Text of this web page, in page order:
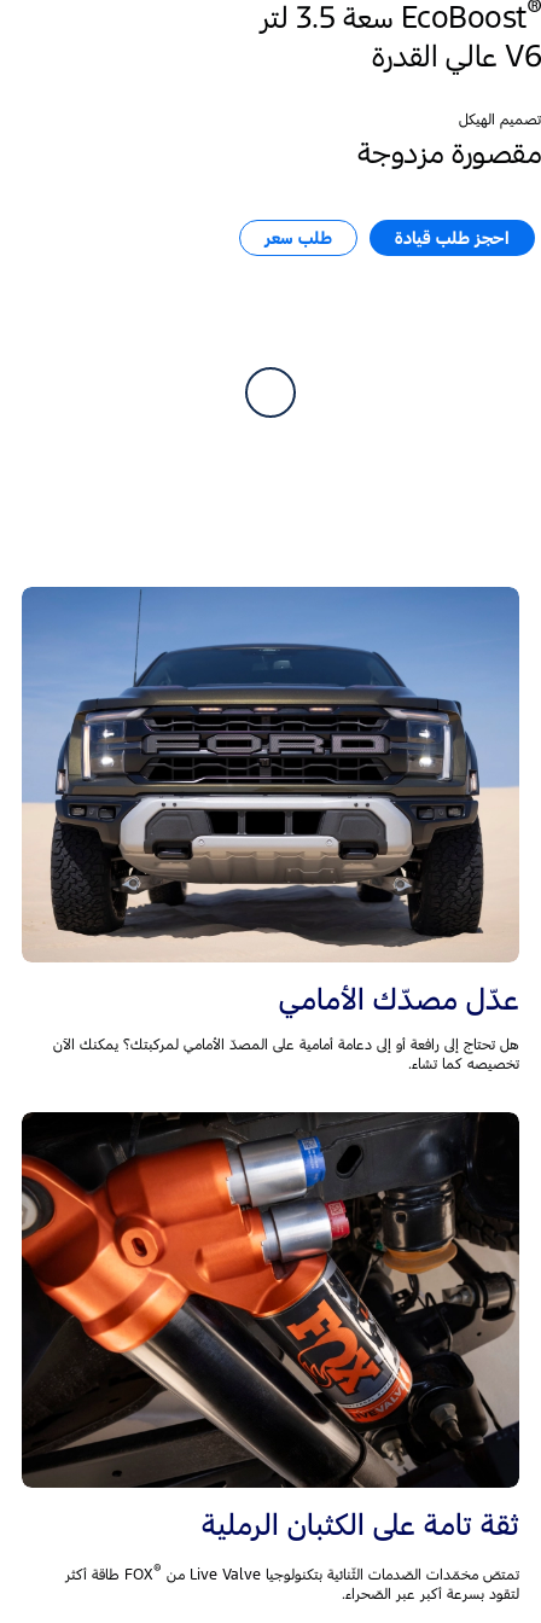
EcoBoost®
V6 عالي القدرة
تصميم الهيكل
مقصورة مزدوجة
احجز طلب قيادة طلب سعر
عدّل مصدّك الأمامي
هل تحتاج إلى رافعة أو إلى دعامة أمامية على المصدّ الأمامي لمركبتك؟ يمكنك الآن
تخصيصه كما تشاء.
ثقة تامة على الكثبان الرملية
تمتصّ مخمّدات الصّدمات الثّنائية بتكنولوجيا Live Valve من ®
FOX طاقة أكثر
لتقود بسرعة أكبر عبر الصّحراء.